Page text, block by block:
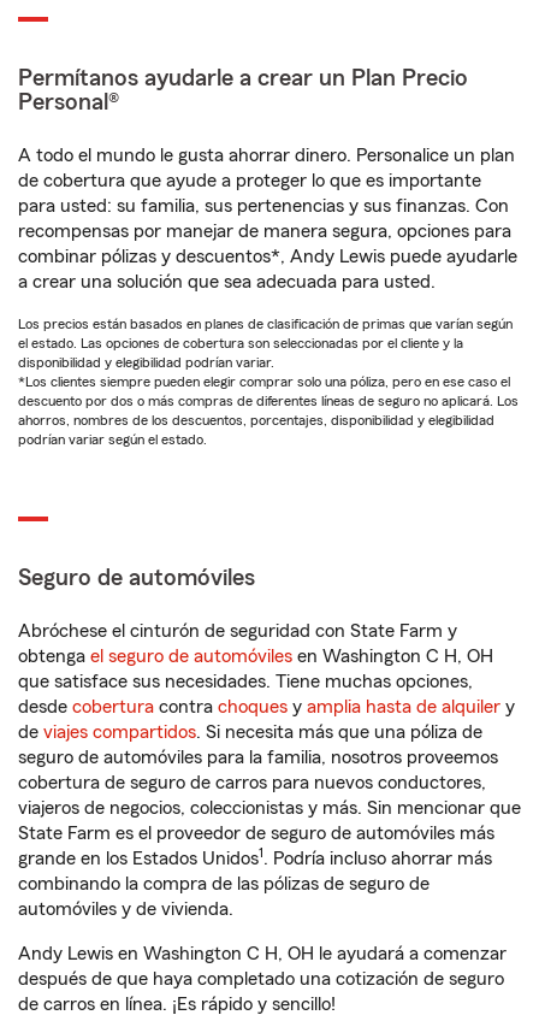
Permítanos ayudarle a crear un Plan Precio
Personal®
A todo el mundo le gusta ahorrar dinero. Personalice un plan
de cobertura que ayude a proteger lo que es importante
para usted: su familia, sus pertenencias y sus finanzas. Con
recompensas por manejar de manera segura, opciones para
combinar pólizas y descuentos*, Andy Lewis puede ayudarle
a crear una solución que sea adecuada para usted.
Los precios están basados en planes de clasificación de primas que varían según
el estado. Las opciones de cobertura son seleccionadas por el cliente y la
disponibilidad y elegibilidad podrían variar.
*Los clientes siempre pueden elegir comprar solo una póliza, pero en ese caso el
descuento por dos o más compras de diferentes líneas de seguro no aplicará. Los
ahorros, nombres de los descuentos, porcentajes, disponibilidad y elegibilidad
podrían variar según el estado.
Seguro de automóviles
Abróchese el cinturón de seguridad con State Farm y
obtenga el seguro de automóviles en Washington C H, OH
que satisface sus necesidades. Tiene muchas opciones,
desde cobertura contra choques y amplia hasta de alquiler y
de viajes compartidos. Si necesita más que una póliza de
seguro de automóviles para la familia, nosotros proveemos
cobertura de seguro de carros para nuevos conductores,
viajeros de negocios, coleccionistas y más. Sin mencionar que
State Farm es el proveedor de seguro de automóviles más
grande en los Estados Unidos1. Podría incluso ahorrar más
combinando la compra de las pólizas de seguro de
automóviles y de vivienda.
Andy Lewis en Washington C H, OH le ayudará a comenzar
después de que haya completado una cotización de seguro
de carros en línea. ¡Es rápido y sencillo!